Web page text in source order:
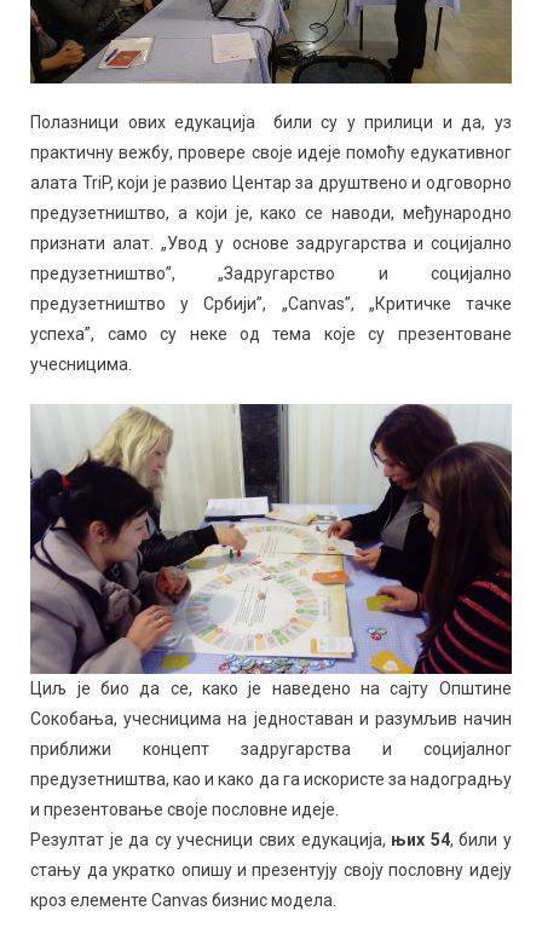
Полазници ових едукација били су у прилици и да, уз
практичну вежбу, провере своје идеје помоћу едукативног
алата TriP, који је развио Центар за друштвено и одговорно
предузетништво, а који је, како се наводи, међународно
признати алат. „Увод у основе задругарства и социјално
предузетништво”, „Задругарство и социјално
предузетништво у Србији”, „Canvas”, „Критичке тачке
успеха”, само су неке од тема које су презентоване
учесницима.
Циљ је био да се, како је наведено на сајту Општине
Сокобања, учесницима на једноставан и разумљив начин
приближи концепт задругарства и социјалног
предузетништва, као и како да га искористе за надоградњу
и презентовање своје пословне идеје.
Резултат је да су учесници свих едукација, њих 54, били у
стању да укратко опишу и презентују своју пословну идеју
кроз елементе Canvas бизнис модела.